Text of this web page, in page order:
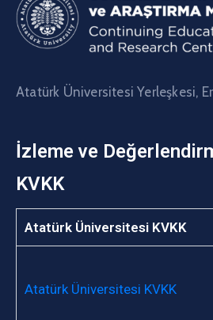
Atatürk Üniversitesi Yerleşkesi,
İzleme ve
KVKK
Atatürk Üniversitesi KVKK
Atatürk Üniversitesi KVKK